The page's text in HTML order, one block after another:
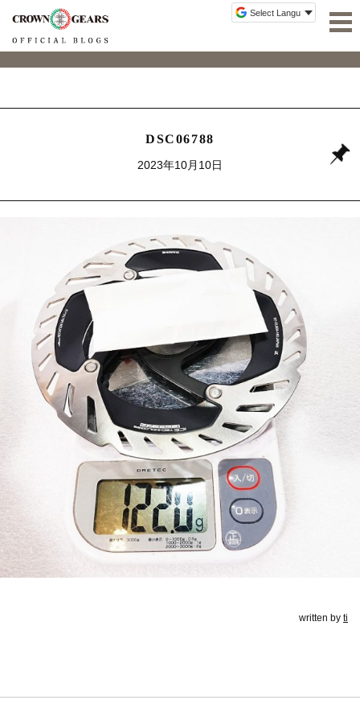
DSC06788
2023年10月10日
written by ti